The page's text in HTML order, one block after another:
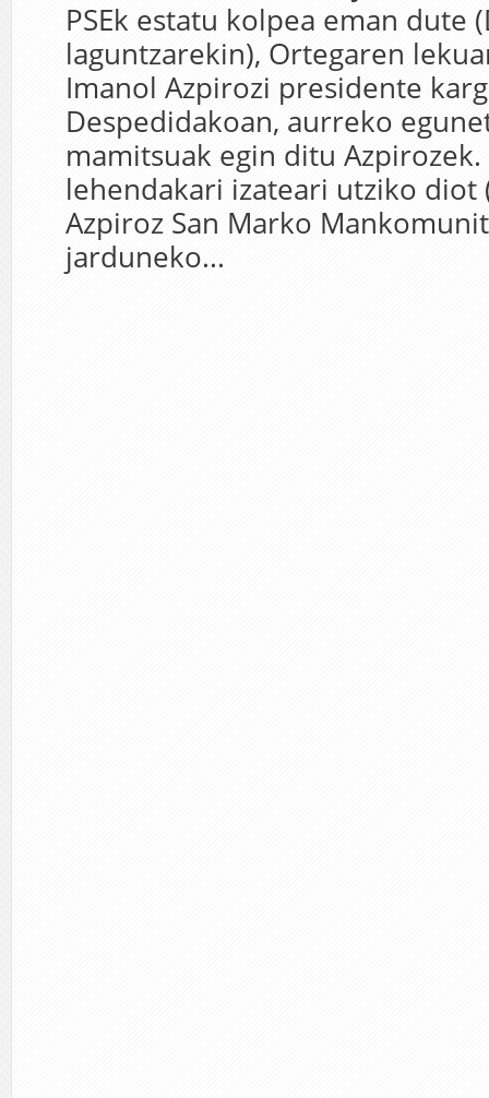
PSEk estatu kolpea eman dute
laguntzarekin), Ortegaren
Imanol Azpirozi presidente
Despedidakoan, aurreko
mamitsuak egin ditu Azpirozek.
lehendakari izateari utziko diot
Azpiroz San Marko
jarduneko...